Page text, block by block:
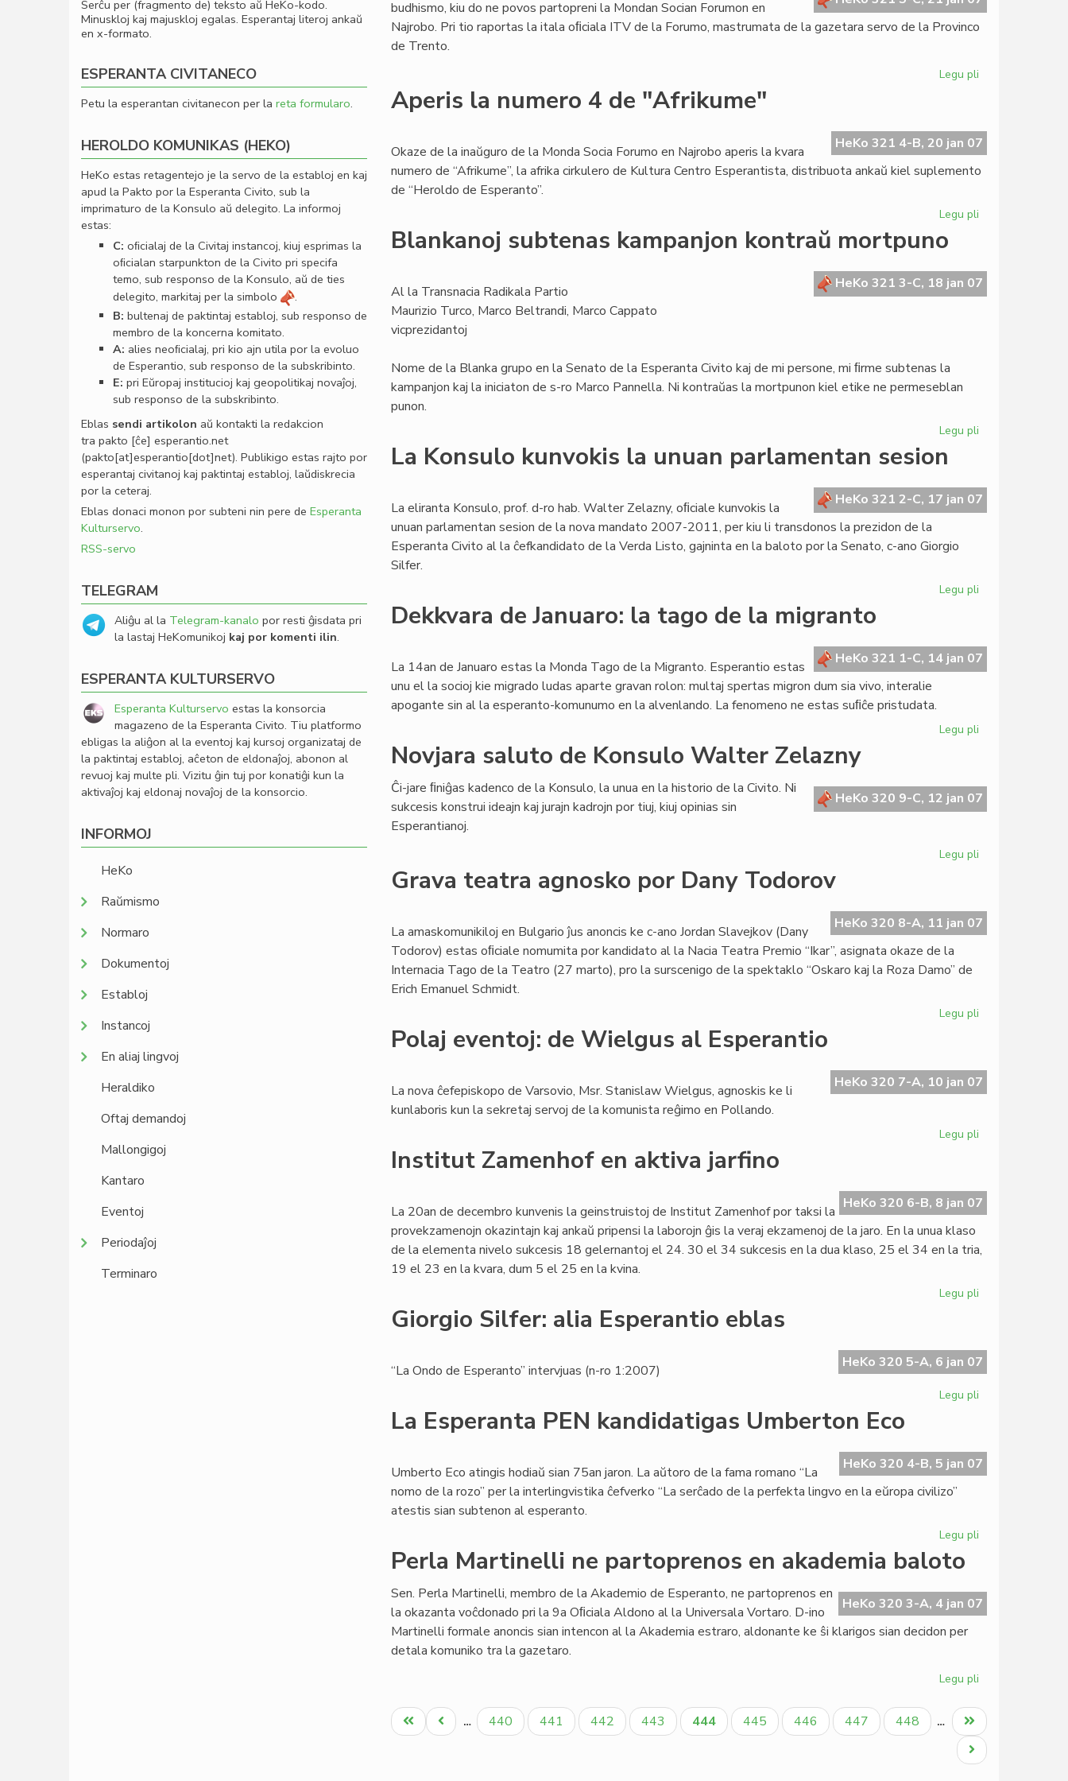
budhismo, kiu do ne povos partopreni la Mondan Socian Forumon en
Najrobo. Pri tio raportas la itala oﬁciala ITV de la Forumo, mastrumata de la gazetara servo de la Provinco
de Trento.
Legu pli
enirvizon
al
Dalai
Aperis la numero 4 de "Afrikume"
HeKo 321 4-B, 20 jan 07
Okaze de la inaŭguro de la Monda Socia Forumo en Najrobo aperis la kvara
numero de “Afrikume”, la afrika cirkulero de Kultura Centro Esperantista, distribuota ankaŭ kiel suplemento
de “Heroldo de Esperanto”.
Legu pli
4
de
Blankanoj subtenas kampanjon kontraŭ mortpuno
HeKo 321 3-C, 18 jan 07
Al la Transnacia Radikala Partio
Maurizio Turco, Marco Beltrandi, Marco Cappato
vicprezidantoj
Nome de la Blanka grupo en la Senato de la Esperanta Civito kaj de mi persone, mi ﬁrme subtenas la
kampanjon kaj la iniciaton de s-ro Marco Pannella. Ni kontraŭas la mortpunon kiel etike ne permeseblan
punon.
Legu pli
kontraŭ
mortpuno
La Konsulo kunvokis la unuan parlamentan sesion
HeKo 321 2-C, 17 jan 07
La eliranta Konsulo, prof. d-ro hab. Walter Zelazny, oﬁciale kunvokis la
unuan parlamentan sesion de la nova mandato 2007-2011, per kiu li transdonos la prezidon de la
Esperanta Civito al la ĉefkandidato de la Verda Listo, gajninta en la baloto por la Senato, c-ano Giorgio
Silfer.
Legu pli
la
unuan
Dekkvara de Januaro: la tago de la migranto
HeKo 321 1-C, 14 jan 07
La 14an de Januaro estas la Monda Tago de la Migranto. Esperantio estas
unu el la socioj kie migrado ludas aparte gravan rolon: multaj spertas migron dum sia vivo, interalie
apogante sin al la esperanto-komunumo en la alvenlando. La fenomeno ne estas suﬁĉe pristudata.
Legu pli
la
tago
Novjara saluto de Konsulo Walter Zelazny
HeKo 320 9-C, 12 jan 07
Ĉi-jare ﬁniĝas kadenco de la Konsulo, la unua en la historio de la Civito. Ni
sukcesis konstrui ideajn kaj jurajn kadrojn por tiuj, kiuj opinias sin
Esperantianoj.
Legu pli
Konsulo
Walter
Grava teatra agnosko por Dany Todorov
HeKo 320 8-A, 11 jan 07
La amaskomunikiloj en Bulgario ĵus anoncis ke c-ano Jordan Slavejkov (Dany
Todorov) estas oﬁciale nomumita por kandidato al la Nacia Teatra Premio “Ikar”, asignata okaze de la
Internacia Tago de la Teatro (27 marto), pro la surscenigo de la spektaklo “Oskaro kaj la Roza Damo” de
Erich Emanuel Schmidt.
Legu pli
por
Dany
Polaj eventoj: de Wielgus al Esperantio
HeKo 320 7-A, 10 jan 07
La nova ĉefepiskopo de Varsovio, Msr. Stanislaw Wielgus, agnoskis ke li
kunlaboris kun la sekretaj servoj de la komunista reĝimo en Pollando.
Legu pli
Wielgus
al
Institut Zamenhof en aktiva jarfino
HeKo 320 6-B, 8 jan 07
La 20an de decembro kunvenis la geinstruistoj de Institut Zamenhof por taksi la
provekzamenojn okazintajn kaj ankaŭ pripensi la laborojn ĝis la veraj ekzamenoj de la jaro. En la unua klaso
de la elementa nivelo sukcesis 18 gelernantoj el 24. 30 el 34 sukcesis en la dua klaso, 25 el 34 en la tria,
19 el 23 en la kvara, dum 5 el 25 en la kvina.
Legu pli
aktiva
jarfino
Giorgio Silfer: alia Esperantio eblas
HeKo 320 5-A, 6 jan 07
“La Ondo de Esperanto” intervjuas (n-ro 1:2007)
Legu pli
Esperantio
eblas
La Esperanta PEN kandidatigas Umberton Eco
HeKo 320 4-B, 5 jan 07
Umberto Eco atingis hodiaŭ sian 75an jaron. La aŭtoro de la fama romano “La
nomo de la rozo” per la interlingvistika ĉefverko “La serĉado de la perfekta lingvo en la eŭropa civilizo”
atestis sian subtenon al esperanto.
Legu pli
kandidatigas
Umberton
Perla Martinelli ne partoprenos en akademia baloto
HeKo 320 3-A, 4 jan 07
Sen. Perla Martinelli, membro de la Akademio de Esperanto, ne partoprenos en
la okazanta voĉdonado pri la 9a Oﬁciala Aldono al la Universala Vortaro. D-ino
Martinelli formale anoncis sian intencon al la Akademia estraro, aldonante ke ŝi klarigos sian decidon per
detala komuniko tra la gazetaro.
Legu pli
Martinelli
ne
partoprenos
en
Pagination
Unua
paĝo
Antaŭa
paĝo
… Paĝo
440 Paĝo
441 Paĝo
442 Paĝo
443
Aktuala
paĝo
444 Paĝo
445 Paĝo
446 Paĝo
447 Paĝo
448 …
Last
page
Next
page
Serĉu per (fragmento de) teksto aŭ HeKo-kodo.
Minuskloj kaj majuskloj egalas. Esperantaj literoj ankaŭ
en x-formato.
ESPERANTA CIVITANECO
Petu la esperantan civitanecon per la reta formularo.
HEROLDO KOMUNIKAS (HEKO)
HeKo estas retagentejo je la servo de la establoj en kaj
apud la Pakto por la Esperanta Civito, sub la
imprimaturo de la Konsulo aŭ delegito. La informoj
estas:
C: oﬁcialaj de la Civitaj instancoj, kiuj esprimas la
oﬁcialan starpunkton de la Civito pri specifa
temo, sub responso de la Konsulo, aŭ de ties
delegito, markitaj per la simbolo
.
B: bultenaj de paktintaj establoj, sub responso de
membro de la koncerna komitato.
A: alies neoﬁcialaj, pri kio ajn utila por la evoluo
de Esperantio, sub responso de la subskribinto.
E: pri Eŭropaj institucioj kaj geopolitikaj novaĵoj,
sub responso de la subskribinto.
Eblas sendi artikolon aŭ kontakti la redakcion
tra pakto [ĉe] esperantio.net
(pakto[at]esperantio[dot]net). Publikigo estas rajto por
esperantaj civitanoj kaj paktintaj establoj, laŭdiskrecia
por la ceteraj.
Eblas donaci monon por subteni nin pere de Esperanta
Kulturservo.
RSS-servo
TELEGRAM
Aliĝu al la Telegram-kanalo por resti ĝisdata pri
la lastaj HeKomunikoj kaj por komenti ilin.
ESPERANTA KULTURSERVO
Esperanta Kulturservo estas la konsorcia
magazeno de la Esperanta Civito. Tiu platformo
ebligas la aliĝon al la eventoj kaj kursoj organizataj de
la paktintaj establoj, aĉeton de eldonaĵoj, abonon al
revuoj kaj multe pli. Vizitu ĝin tuj por konatiĝi kun la
aktivaĵoj kaj eldonaj novaĵoj de la konsorcio.
INFORMOJ
HeKo
Raŭmismo
Normaro
Dokumentoj
Establoj
Instancoj
En aliaj lingvoj
Heraldiko
Oftaj demandoj
Mallongigoj
Kantaro
Eventoj
Periodaĵoj
Terminaro